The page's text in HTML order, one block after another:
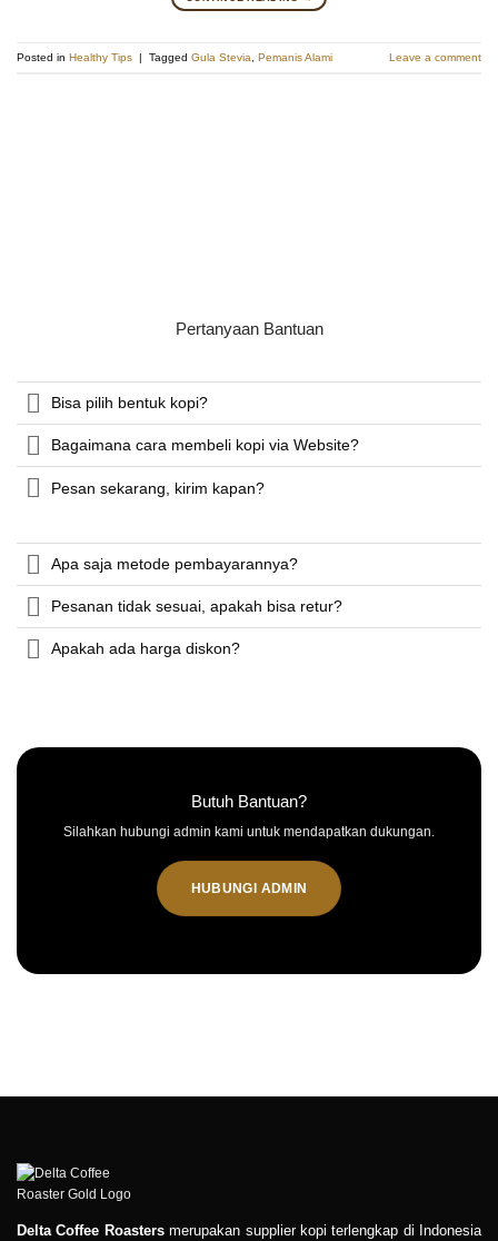
Posted in Healthy Tips | Tagged Gula Stevia Pemanis Alami Leave a comment
Pertanyaan Bantuan
Bisa pilih bentuk kopi?
Bagaimana cara membeli kopi via Website?
Pesan sekarang, kirim kapan?
Apa saja metode pembayarannya?
Pesanan tidak sesuai, apakah bisa retur?
Apakah ada harga diskon?
Butuh Bantuan?
Silahkan hubungi admin kami untuk mendapatkan dukungan.
HUBUNGI ADMIN
Delta Coffee Roastersmerupakan supplier kopi terlengkap di Indonesia